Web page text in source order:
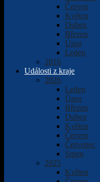
Červen
Květen
Duben
Březen
Únor
Leden
2016
Události z kraje
2026
Leden
Únor
Březen
Duben
Květen
Červen
Červenec
Srpen
2025
Květen